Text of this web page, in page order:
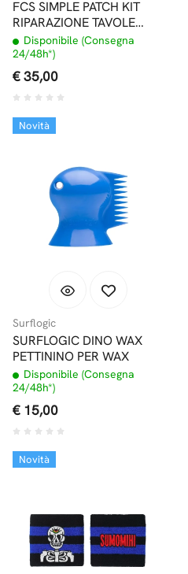
FCS SIMPLE PATCH KIT
RIPARAZIONE TAVOLE
EPOXY
Disponibile (Consegna
24/48h*)
€ 35,00
Novità
Surflogic
SURFLOGIC DINO WAX
PETTININO PER WAX
Disponibile (Consegna
24/48h*)
€ 15,00
Novità